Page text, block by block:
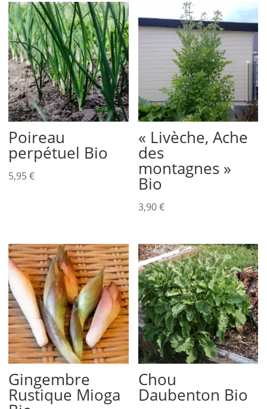
Poireau
perpétuel Bio
5,95€
« Livèche, Ache
des
montagnes »
Bio
3,90€
Gingembre
Rustique Mioga
Chou
Daubenton Bio